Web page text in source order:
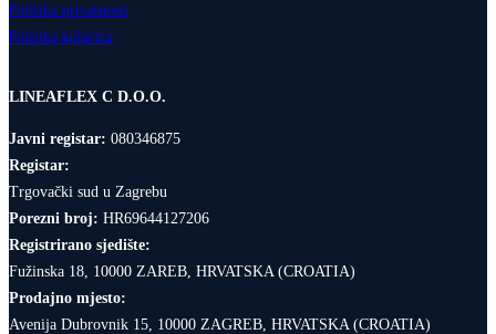
Politika privatnosti
Politika kolačića
LINEAFLEX C D.O.O.
Javni registar: 080346875
Registar:
Trgovački sud u Zagrebu
Porezni broj: HR69644127206
Registrirano sjedište:
Fužinska 18, 10000 ZAREB, HRVATSKA (CROATIA)
Prodajno mjesto:
Avenija Dubrovnik 15, 10000 ZAGREB, HRVATSKA (CROATIA)